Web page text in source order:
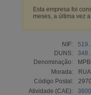
Esta empresa foi
meses, a última vez a
NIF:
DUNS:
Denominação:
Morada:
Código Postal:
Atividade (CAE):